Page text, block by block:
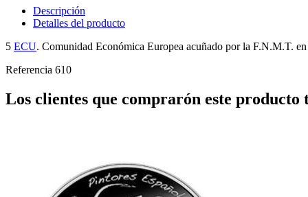
Descripción
Detalles del producto
5 ECU. Comunidad Económica Europea acuñado por la F.N.M.T.
Referencia 610
Los clientes que comprarón este